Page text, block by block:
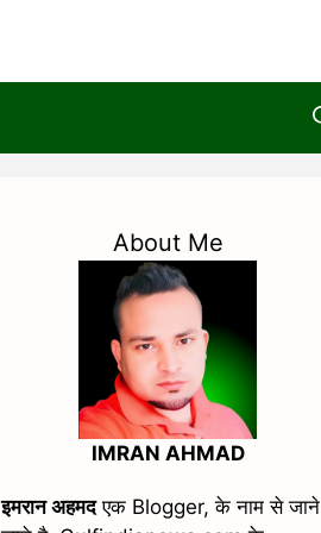
About Me
IMRAN AHMAD
इमरान अहमदएक Blogger, के नाम से जाने